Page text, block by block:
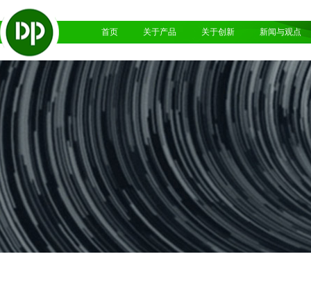
首页 关于产品 关于创新 新闻与观点